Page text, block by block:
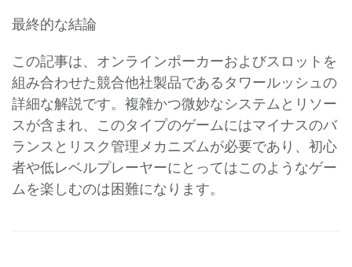
最終的な結論
この記事は、オンラインポーカーおよびスロットを
組み合わせた競合他社製品であるタワールッシュの
詳細な解説です。複雑かつ微妙なシステムとリソー
スが含まれ、このタイプのゲームにはマイナスのバ
ランスとリスク管理メカニズムが必要であり、初心
者や低レベルプレーヤーにとってはこのようなゲー
ムを楽しむのは困難になります。